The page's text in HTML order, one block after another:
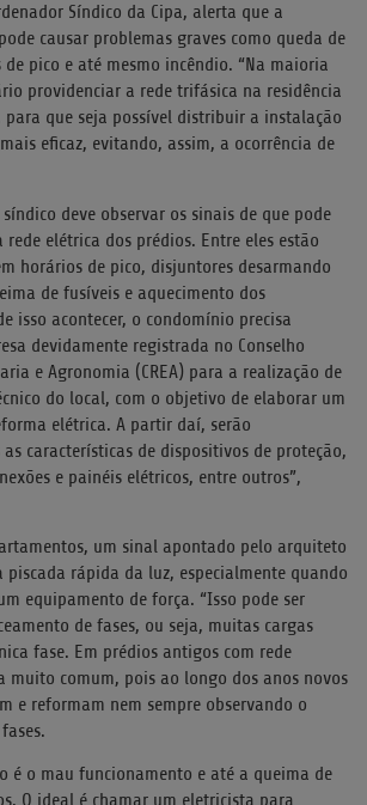
Síndico da Cipa, alerta que a
causar problemas graves como queda de
pico e até mesmo incêndio. “Na maioria
providenciar a rede trifásica na residência
para que seja possível distribuir a instalação
eficaz, evitando, assim, a ocorrência de
deve observar os sinais de que pode
rede elétrica dos prédios. Entre eles estão
horários de pico, disjuntores desarmando
de fusíveis e aquecimento dos
isso acontecer, o condomínio precisa
devidamente registrada no Conselho
e Agronomia (CREA) para a realização de
do local, com o objetivo de elaborar um
elétrica. A partir daí, serão
características de dispositivos de proteção,
e painéis elétricos, entre outros”,
um sinal apontado pelo arquiteto
piscada rápida da luz, especialmente quando
equipamento de força. “Isso pode ser
de fases, ou seja, muitas cargas
fase. Em prédios antigos com rede
muito comum, pois ao longo dos anos novos
e reformam nem sempre observando o
é o mau funcionamento e até a queima de
O ideal é chamar um eletricista para